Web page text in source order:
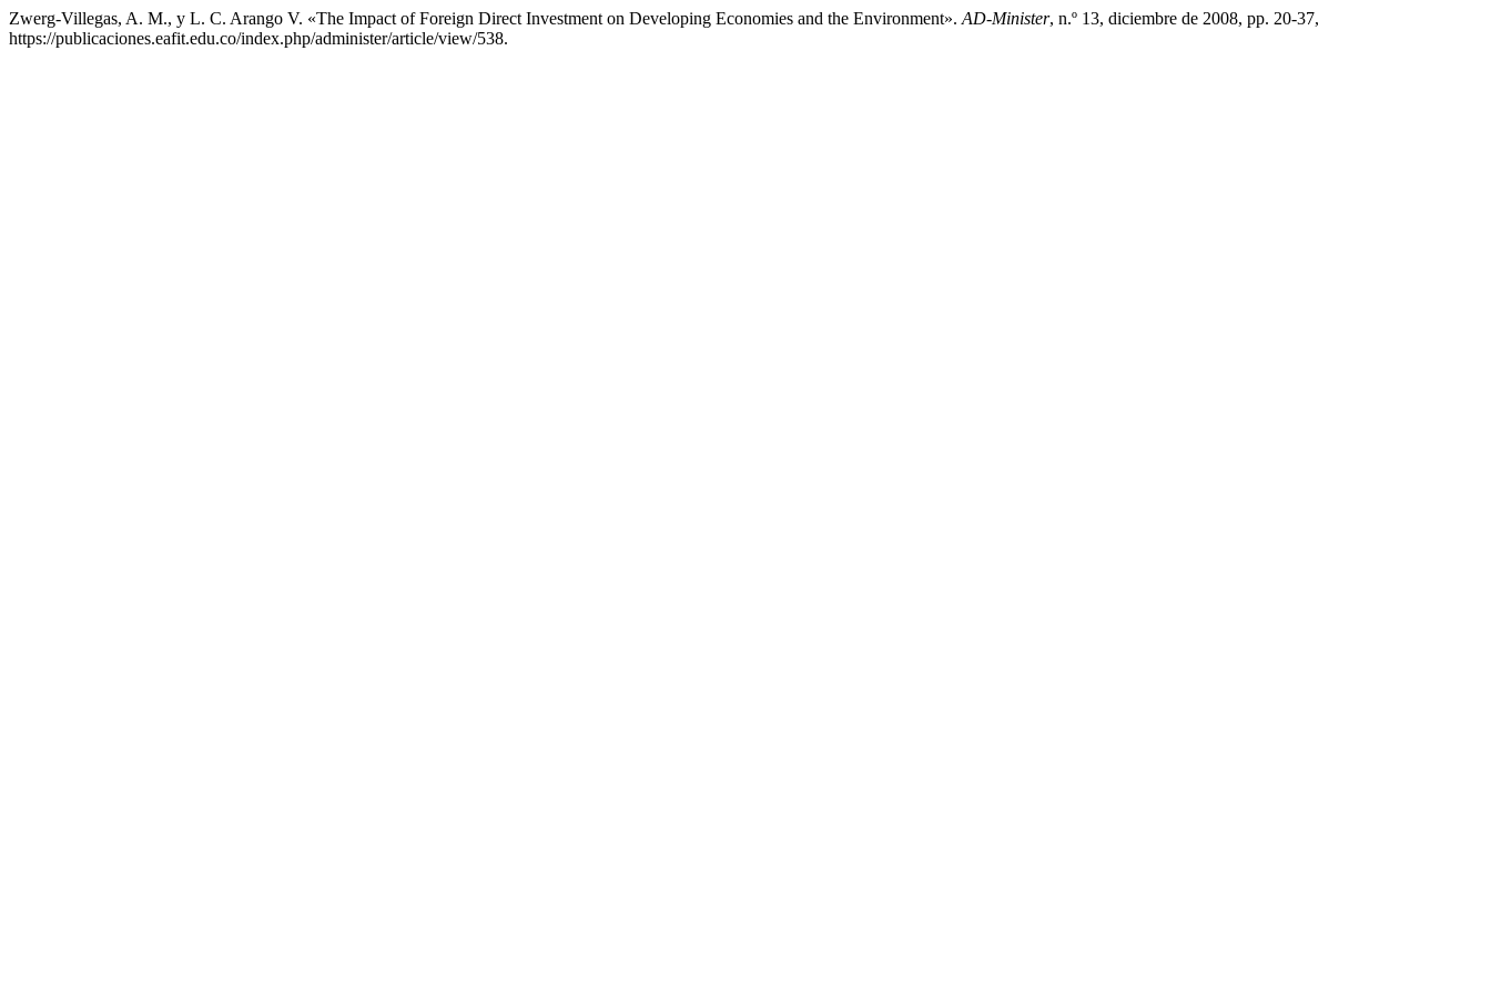
Zwerg-Villegas, A. M., y L. C. Arango V. «The Impact of Foreign Direct Investment on Developing Economies and the Environment». AD-Minister, n.º 13, diciembre de 2008, pp. 20-37,
https://publicaciones.eafit.edu.co/index.php/administer/article/view/538.